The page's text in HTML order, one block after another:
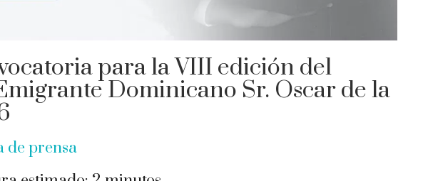
para la VIII edición del
Dominicano Sr. Oscar de la
de prensa